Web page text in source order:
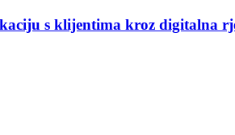
s klijentima kroz digitalna